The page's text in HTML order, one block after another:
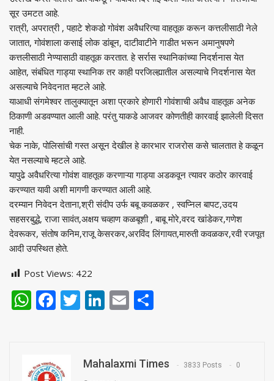
सूर उमटत आहे.
रात्री, अपरात्री , पहाटे शेकडो गोवंश अवैधरित्या वाहतूक करून कत्तलीसाठी नेले
जातात, गोवंशाला कसाई लोक डांबून, दाटीवाटीने गाडीत भरून अमानुषपणे
कत्तलीसाठी नेण्यासाठी वाहतूक करतात. हे सर्रास स्थानिकांच्या निदर्शनास येत
आहेत, संबंधित गाड्या स्थानिक तर काही परजिल्ह्यातील असल्याचे निदर्शनास येत
असल्याचे निवेदनात म्हटले आहे.
याआधी संगमेश्वर तालुक्यातून अशा प्रकारे होणारी गोवंशाची अवैध वाहतूक अनेक
ठिकाणी अडवण्यात आली आहे. परंतु याकडे आजवर कोणतीही कारवाई झालेली दिसत
नाही.
चेक नाके, पोलिसांची गस्त असून देखील हे कारभार राजरोस कसे चालतात हे कळून
येत नसल्याचे म्हटले आहे.
यापुढे अवैधरित्या गोवंश वाहतूक करणाऱ्या गाड्या अडकवून त्यावर कठोर कारवाई
करण्यात यावी अशी मागणी करण्यात आली आहे.
दरम्यान निवेदन देताना,श्री संदीप उर्फ बबू कवळकर , स्वप्निल बापट,उदय
सहसरबुद्धे, राजा सावंत,अक्षय चव्हाण कळबूशी , बाबू मोरे,वरद खांडेकर,गणेश
देवरूकर, संतोष कनिम,राजू केसरकर,अरविंद लिंगायत,मारुती कवळकर,रवी रजपूत
आदी उपस्थित होते.
Post Views: 422
WhatsApp
Facebook
Twitter
LinkedIn
Email
Mahalaxmi Times 3833 Posts 0